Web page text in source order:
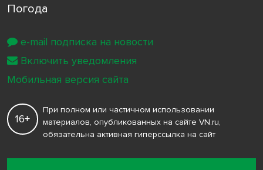
Погода
16+
При полном или частичном использовании
материалов, опубликованных на сайте VN.ru,
обязательна активная гиперссылка на сайт
e-mail подписка на новости
Включить уведомления
Мобильная версия сайта